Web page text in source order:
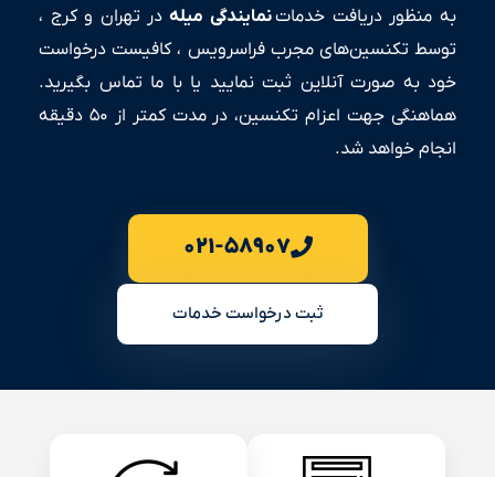
به منظور دریافت خدماتنمایندگی میله در تهران و کرج ،
توسط تکنسین‌های مجرب فراسرویس ، کافیست درخواست
خود به صورت آنلاین ثبت نمایید یا با ما تماس بگیرید.
هماهنگی جهت اعزام تکنسین، در مدت کمتر از ۵۰ دقیقه
انجام خواهد شد.
۰۲۱-۵۸۹۰۷
ثبت درخواست خدمات